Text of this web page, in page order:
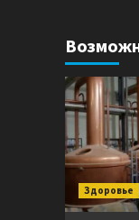
Здоровье